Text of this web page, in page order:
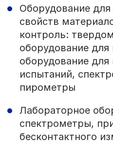
Оборудование для
свойств
контроль:
оборудование для
оборудование для
испытаний,
пирометры
Лабораторное
спектрометры,
бесконтактного